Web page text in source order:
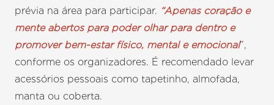
prévia na área para participar. “Apenas coração e
mente abertos para poder olhar para dentro e
promover bem-estar físico, mental e emocional”,
conforme os organizadores. É recomendado levar
acessórios pessoais como tapetinho, almofada,
manta ou coberta.